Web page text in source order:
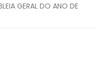
GERAL DO ANO DE